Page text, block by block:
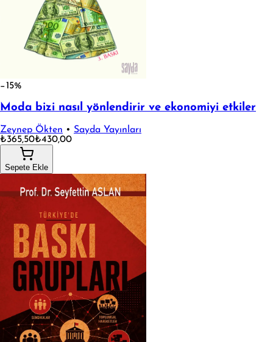
−15%
Moda bizi nasıl yönlendirir ve ekonomiyi etkiler
Zeynep Ökten • Sayda Yayınları
₺365,50₺430,00
Sepete Ekle